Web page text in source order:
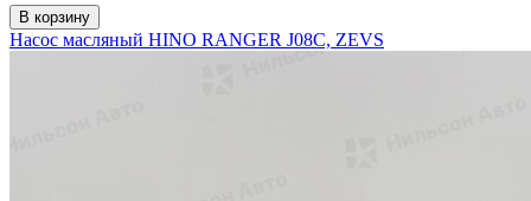
В корзину
Насос масляный HINO RANGER J08C, ZEVS